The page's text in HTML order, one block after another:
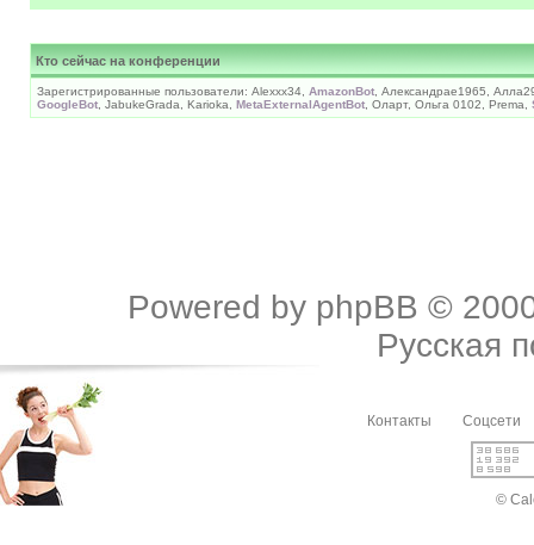
Кто сейчас на конференции
Зарегистрированные пользователи: Alexxx34, AmazonBot , Александраe1965,
GoogleBot , JabukeGrada, Karioka, MetaExternalAgentBot , Оларт, Ольга 0102, Prema,
Powered by phpBB ©
Русская
Контакты Соцсети
©